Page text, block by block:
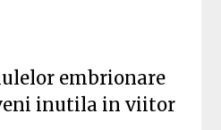
embrionare
inutila in viitor